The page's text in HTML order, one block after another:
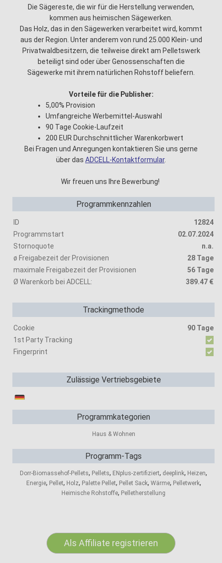
Die Sägereste, die wir für die Herstellung verwenden,
kommen aus heimischen Sägewerken.
Das Holz, das in den Sägewerken verarbeitet wird, kommt
aus der Region. Unter anderem von rund 25.000 Klein- und
Privatwaldbesitzern, die teilweise direkt am Pelletswerk
beteiligt sind oder über Genossenschaften die
Sägewerke mit ihrem natürlichen Rohstoff beliefern.
Vorteile für die Publisher:
5,00% Provision
Umfangreiche Werbemittel-Auswahl
90 Tage Cookie-Laufzeit
200 EUR Durchschnittlicher Warenkorbwert
Bei Fragen und Anregungen kontaktieren Sie uns gerne
über das ADCELL-Kontaktformular.
Wir freuen uns Ihre Bewerbung!
Programmkennzahlen
ID
12824
Programmstart
02.07.2024
Stornoquote
n.a.
ø Freigabezeit der Provisionen
28 Tage
maximale Freigabezeit der Provisionen
56 Tage
Ø Warenkorb bei ADCELL:
389.47 €
Trackingmethode
Cookie
90 Tage
1st Party Tracking
Fingerprint
Zulässige Vertriebsgebiete
Programmkategorien
Haus & Wohnen
Programm-Tags
Dorr-Biomassehof-Pellets, Pellets, ENplus-zertifiziert, deeplink, Heizen,
Energie, Pellet, Holz, Palette Pellet, Pellet Sack, Wärme, Pelletwerk,
Heimische Rohstoffe, Pelletherstellung
Als Affiliate registrieren